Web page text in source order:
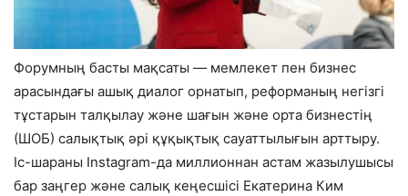
Форумның басты мақсаты — мемлекет пен бизнес
арасындағы ашық диалог орнатып, реформаның негізгі
тұстарын талқылау және шағын және орта бизнестің
(ШОБ) салықтық әрі құқықтық сауаттылығын арттыру.
Іс-шараны Instagram-да миллионнан астам жазылушысы
бар заңгер және салық кеңесшісі Екатерина Ким